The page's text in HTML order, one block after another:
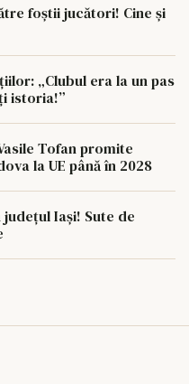
foștii jucători! Cine și
„Clubul era la un pas
istoria!”
Tofan promite
la UE până în 2028
Iași! Sute de